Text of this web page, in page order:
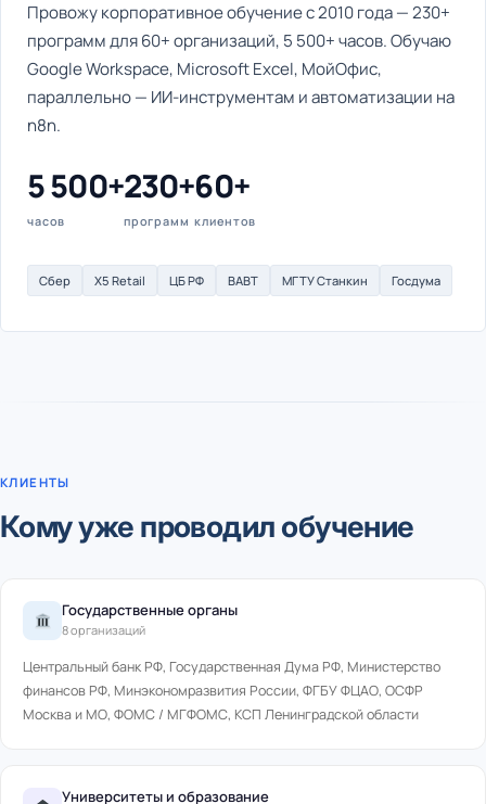
Провожу корпоративное обучение с 2010 года — 230+
программ для 60+ организаций, 5 500+ часов. Обучаю
Google Workspace, Microsoft Excel, МойОфис,
параллельно — ИИ-инструментам и автоматизации на
n8n.
5 500+
часов
230+
программ
60+
клиентов
Сбер X5 Retail ЦБ РФ ВАВТ МГТУ Станкин Госдума
КЛИЕНТЫ
Кому уже проводил обучение
Государственные органы
8 организаций
Центральный банк РФ, Государственная Дума РФ, Министерство
финансов РФ, Минэкономразвития России, ФГБУ ФЦАО, ОСФР
Москва и МО, ФОМС / МГФОМС, КСП Ленинградской области
Университеты и образование